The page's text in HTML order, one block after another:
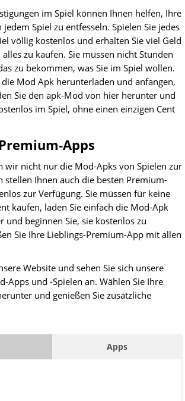
im Spiel können Ihnen helfen, Ihre
Spiel zu entfesseln. Spielen Sie jedes
völlig kostenlos und erhalten Sie viel Geld
zu kaufen. Sie müssen nicht Stunden
zu bekommen, was Sie im Spiel wollen.
Mod Apk herunterladen und anfangen,
Sie den apk-Mod von hier herunter und
im Spiel, ohne einen einzigen Cent
Apps
wir nicht nur die Mod-Apks von Spielen zur
stellen Ihnen auch die besten Premium-
zur Verfügung. Sie müssen für keine
kaufen, laden Sie einfach die Mod-Apk
und beginnen Sie, sie kostenlos zu
Sie Ihre Lieblings-Premium-App mit allen
Website und sehen Sie sich unsere
Apps und -Spielen an. Wählen Sie Ihre
und genießen Sie zusätzliche
Apps